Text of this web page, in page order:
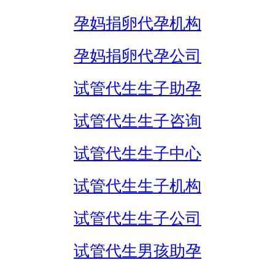
孕妈捐卵代孕机构
孕妈捐卵代孕公司
试管代生生子助孕
试管代生生子咨询
试管代生生子中心
试管代生生子机构
试管代生生子公司
试管代生男孩助孕